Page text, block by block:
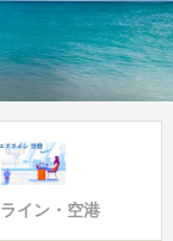
イン・空港